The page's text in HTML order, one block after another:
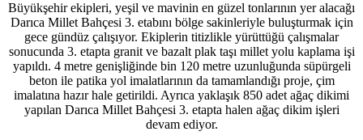
Büyükşehir ekipleri, yeşil ve mavinin en güzel tonlarının yer alacağı
Darıca Millet Bahçesi 3. etabını bölge sakinleriyle buluşturmak için
gece gündüz çalışıyor. Ekiplerin titizlikle yürüttüğü çalışmalar
sonucunda 3. etapta granit ve bazalt plak taşı millet yolu kaplama işi
yapıldı. 4 metre genişliğinde bin 120 metre uzunluğunda süpürgeli
beton ile patika yol imalatlarının da tamamlandığı proje, çim
imalatına hazır hale getirildi. Ayrıca yaklaşık 850 adet ağaç dikimi
yapılan Darıca Millet Bahçesi 3. etapta halen ağaç dikim işleri
devam ediyor.